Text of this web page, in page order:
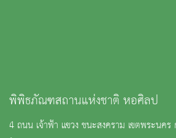
พิพิธภัณฑสถานแห่งชาติ หอศิลป
4 ถนน เจ้าฟ้า แขวง ชนะสงคราม เขตพระนค